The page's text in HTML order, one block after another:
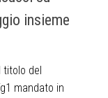
insieme
del
mandato in